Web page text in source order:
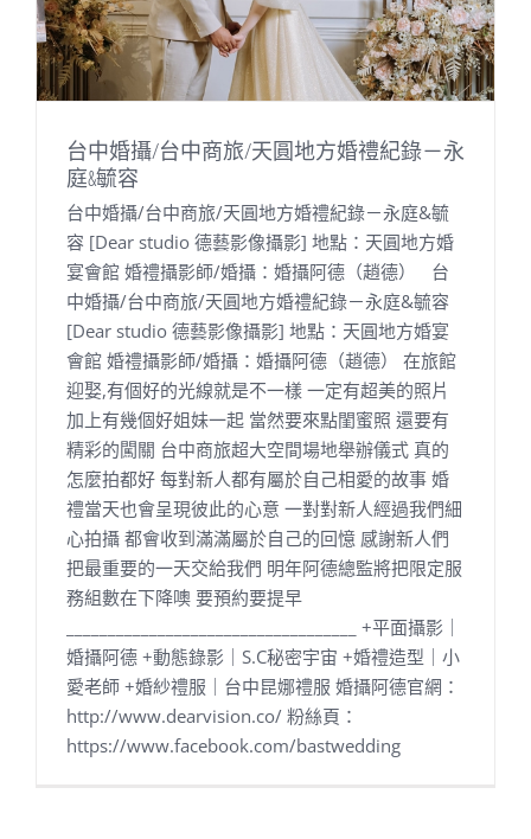
台中婚攝/台中商旅/天圓地方婚禮紀錄－永
庭&毓容
台中婚攝/台中商旅/天圓地方婚禮紀錄－永庭&毓
容 [Dear studio 德藝影像攝影] 地點：天圓地方婚
宴會館 婚禮攝影師/婚攝：婚攝阿德（趙德） 台
中婚攝/台中商旅/天圓地方婚禮紀錄－永庭&毓容
[Dear studio 德藝影像攝影] 地點：天圓地方婚宴
會館 婚禮攝影師/婚攝：婚攝阿德（趙德） 在旅館
迎娶,有個好的光線就是不一樣 一定有超美的照片
加上有幾個好姐妹一起 當然要來點閨蜜照 還要有
精彩的闖關 台中商旅超大空間場地舉辦儀式 真的
怎麼拍都好 每對新人都有屬於自己相愛的故事 婚
禮當天也會呈現彼此的心意 一對對新人經過我們細
心拍攝 都會收到滿滿屬於自己的回憶 感謝新人們
把最重要的一天交給我們 明年阿德總監將把限定服
務組數在下降噢 要預約要提早
___________________________________ +平面攝影｜
婚攝阿德 +動態錄影｜S.C秘密宇宙 +婚禮造型｜小
愛老師 +婚紗禮服｜台中昆娜禮服 婚攝阿德官網：
http://www.dearvision.co/ 粉絲頁：
https://www.facebook.com/bastwedding